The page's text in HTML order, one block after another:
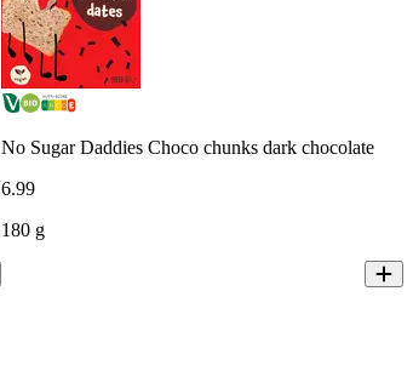
No Sugar Daddies Choco chunks dark chocolate
6.99
180 g